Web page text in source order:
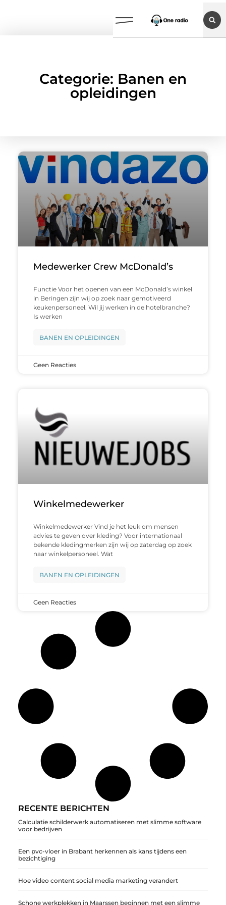
Categorie: Banen en
opleidingen
RECENTE BERICHTEN
Calculatie schilderwerk automatiseren met slimme software
voor bedrijven
Een pvc-vloer in Brabant herkennen als kans tijdens een
bezichtiging
Hoe video content social media marketing verandert
Schone werkplekken in Maarssen beginnen met een slimme
Medewerker Crew McDonald’s
Functie Voor het openen van een McDonald’s winkel
in Beringen zijn wij op zoek naar gemotiveerd
keukenpersoneel. Wil jij werken in de hotelbranche?
Is werken
BANEN EN OPLEIDINGEN
Geen Reacties
Winkelmedewerker
Winkelmedewerker Vind je het leuk om mensen
advies te geven over kleding? Voor internationaal
bekende kledingmerken zijn wij op zaterdag op zoek
naar winkelpersoneel. Wat
BANEN EN OPLEIDINGEN
Geen Reacties